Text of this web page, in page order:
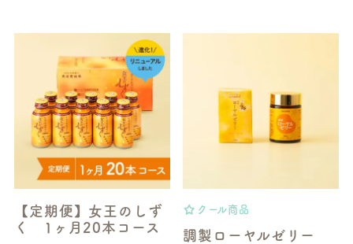
【定期便】女王のしず
く 1ヶ月20本コース
クール商品
調製ローヤルゼリー